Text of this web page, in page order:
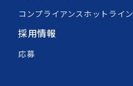
コンプライアンスホットライン
採用情報
応募